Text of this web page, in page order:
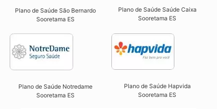
Plano de Saúde São Bernardo
Sooretama ES​
Plano de Saúde Saúde Caixa
Sooretama ES​
Plano de Saúde Notredame
Sooretama ES​
Plano de Saúde Hapvida
Sooretama ES​